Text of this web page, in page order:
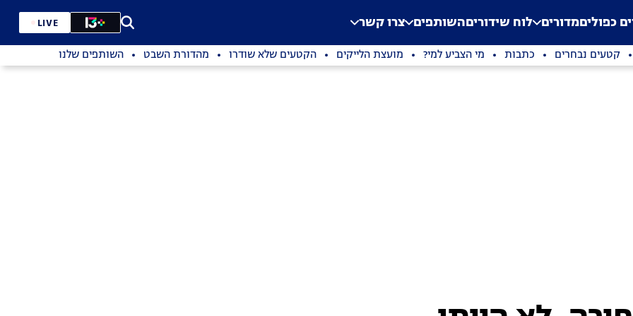
Application error: a
. כפוליםמדורים לוח שידוריםהשותפים צרו קשר LIVE
קטעים נבחרים כתבות מי הצביע למי? מועצת הלייקים הקטעים שלא שודרו מהדורת השבט השותפים שלנו